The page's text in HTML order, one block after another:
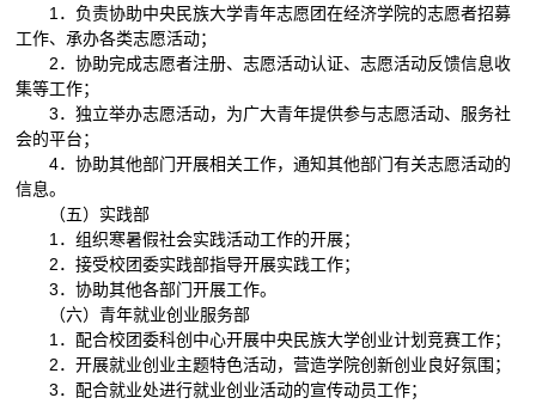
1．负责协助中央民族大学青年志愿团在经济学院的志愿者招募
工作、承办各类志愿活动；
2．协助完成志愿者注册、志愿活动认证、志愿活动反馈信息收
集等工作；
3．独立举办志愿活动，为广大青年提供参与志愿活动、服务社
会的平台；
4．协助其他部门开展相关工作，通知其他部门有关志愿活动的
信息。
（五）实践部
1．组织寒暑假社会实践活动工作的开展；
2．接受校团委实践部指导开展实践工作；
3．协助其他各部门开展工作。
（六）青年就业创业服务部
1．配合校团委科创中心开展中央民族大学创业计划竞赛工作；
2．开展就业创业主题特色活动，营造学院创新创业良好氛围；
3．配合就业处进行就业创业活动的宣传动员工作；